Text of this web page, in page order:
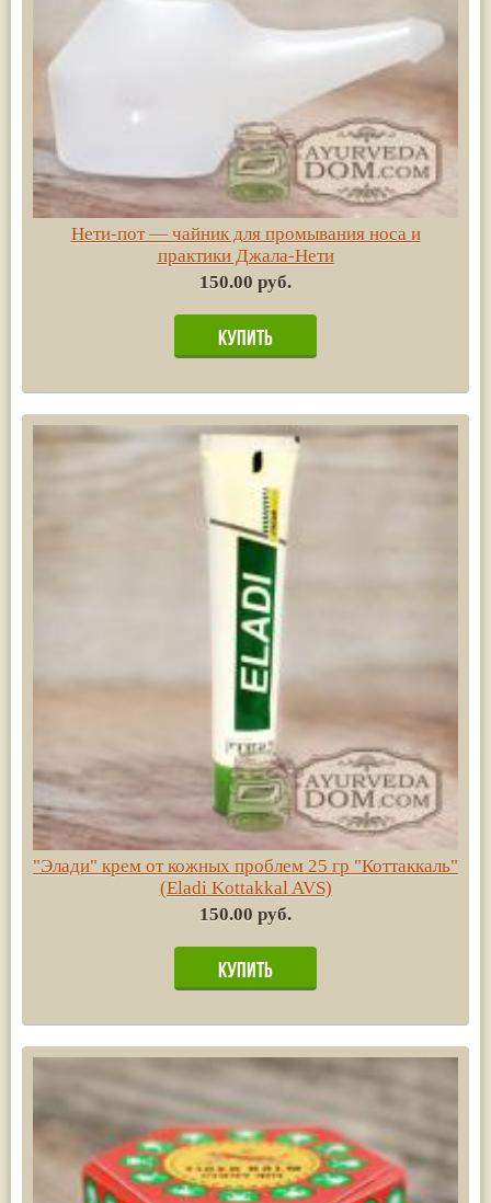
Нети-пот — чайник для промывания носа и
практики Джала-Нети
150.00 руб.
"Элади" крем от кожных проблем 25 гр "Коттаккаль"
(Eladi Kottakkal AVS)
150.00 руб.